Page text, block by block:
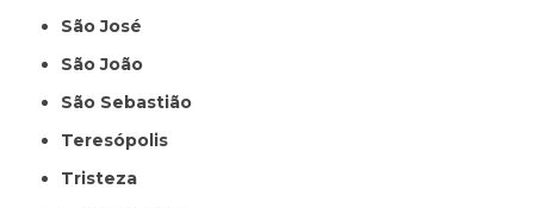
São José
São João
São Sebastião
Teresópolis
Tristeza